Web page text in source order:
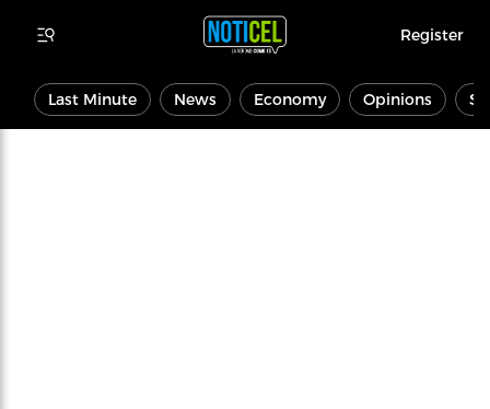
Register
Last Minute News Economy Opinions